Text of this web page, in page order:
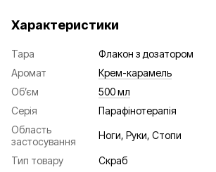
Характеристики
Тара
Флакон з дозатором
Аромат
Крем-карамель
Об’єм
500 мл
Серія
Парафінотерапія
Область
застосування
Ноги, Руки, Стопи
Тип товару
Скраб